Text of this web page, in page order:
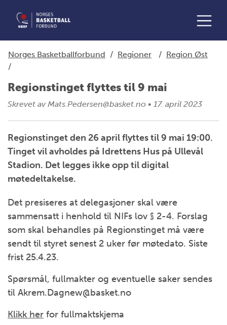
Norges Basketballforbund / Regioner / Region Øst
/
Regionstinget flyttes til 9 mai
Skrevet av Mats.Pedersen@basket.no • 17. april 2023
Regionstinget den 26 april flyttes til 9 mai 19:00.
Tinget vil avholdes på Idrettens Hus på Ullevål
Stadion. Det legges ikke opp til digital
møtedeltakelse.
Det presiseres at delegasjoner skal være
sammensatt i henhold til NIFs lov § 2-4. Forslag
som skal behandles på Regionstinget må være
sendt til styret senest 2 uker før møtedato. Siste
frist 25.4.23.
Spørsmål, fullmakter og eventuelle saker sendes
til Akrem.Dagnew@basket.no
Klikk her for fullmaktskjema